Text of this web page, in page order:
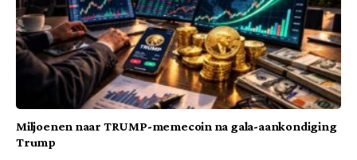
Miljoenen naar TRUMP-memecoin na gala-aankondiging
Trump